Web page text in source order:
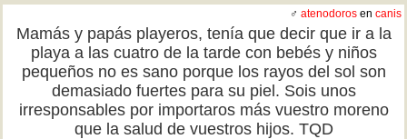
♂ atenodoros en canis
Mamás y papás playeros, tenía que decir que ir a la
playa a las cuatro de la tarde con bebés y niños
pequeños no es sano porque los rayos del sol son
demasiado fuertes para su piel. Sois unos
irresponsables por importaros más vuestro moreno
que la salud de vuestros hijos. TQD